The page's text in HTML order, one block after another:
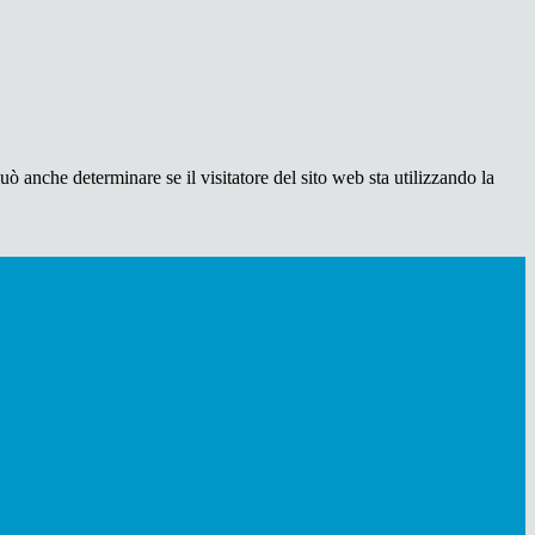
anche determinare se il visitatore del sito web sta utilizzando la